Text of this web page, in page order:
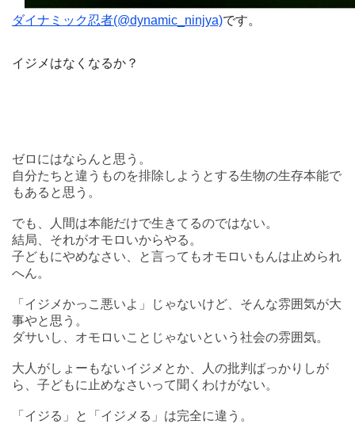
ダイナミック忍者(@dynamic_ninjya)です。
イジメはなくなるか？
ゼロにはならんと思う。
自分たちと違うものを排除しようとする生物の生存本能で
もあると思う。
でも、人間は本能だけで生きてるのではない。
結局、それがオモロいからやる。
子どもにやめなさい、と言ってもオモロいもんは止められ
へん。
「イジメかっこ悪いよ」じゃないけど、そんな雰囲気が大
事やと思う。
ダサいし、オモロいことじゃないという社会の雰囲気。
大人がしょーもないイジメとか、人の批判ばっかりしが
ら、子どもに止めなさいって聞くわけがない。
「イジる」と「イジメる」は完全に違う。